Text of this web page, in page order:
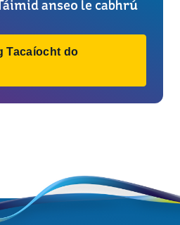
anseo le cabhrú
Tacaíocht do